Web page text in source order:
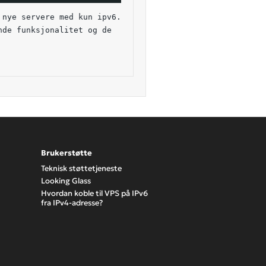
servere med kun ipv6.
funksjonalitet og de
Brukerstøtte
Teknisk støttetjeneste
Looking Glass
Hvordan koble til VPS på IPv6
fra IPv4-adresse?